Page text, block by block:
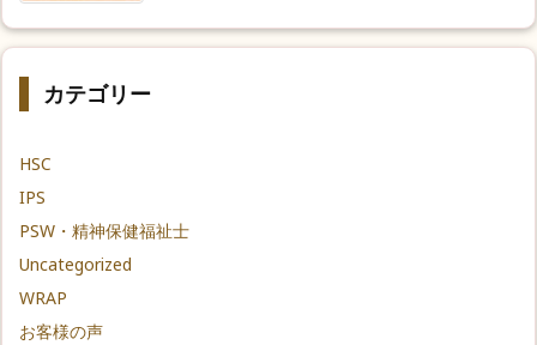
カテゴリー
HSC
IPS
PSW・精神保健福祉士
Uncategorized
WRAP
お客様の声